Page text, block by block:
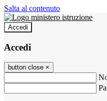
Salta al contenuto
Accedi
Accedi
button close ×